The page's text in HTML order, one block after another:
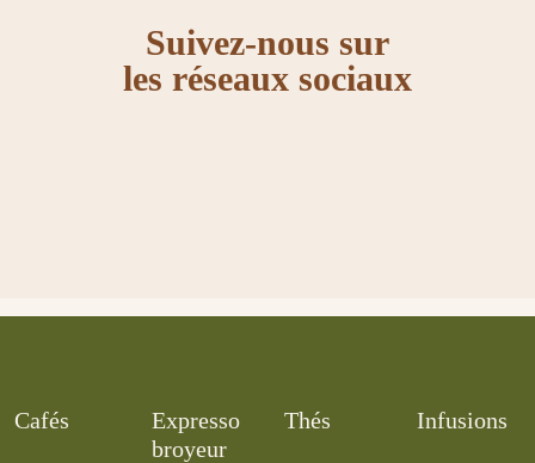
22,00 €
Suivez-nous sur
les réseaux sociaux
Cafés
Expresso
broyeur
Thés Infusions